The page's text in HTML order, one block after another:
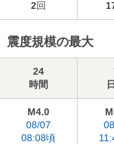
2回
震度規模の最大
24
時間
M4.0
08/07
08:08頃